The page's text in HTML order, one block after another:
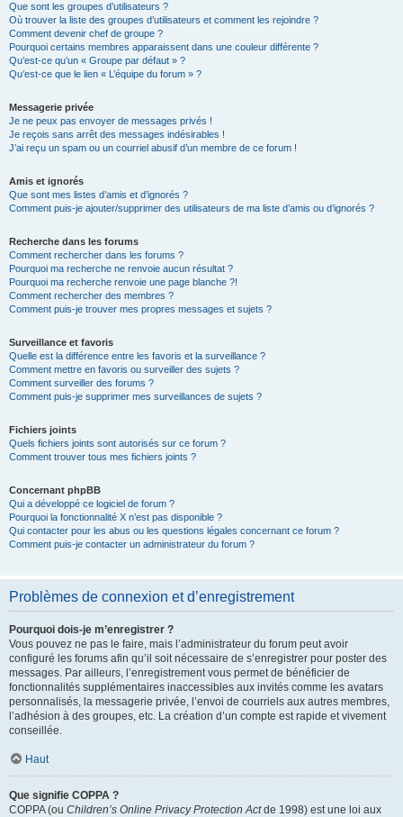
Que sont les groupes d’utilisateurs ?
Où trouver la liste des groupes d’utilisateurs et comment les rejoindre ?
Comment devenir chef de groupe ?
Pourquoi certains membres apparaissent dans une couleur différente ?
Qu’est-ce qu’un « Groupe par défaut » ?
Qu’est-ce que le lien « L’équipe du forum » ?
Messagerie privée
Je ne peux pas envoyer de messages privés !
Je reçois sans arrêt des messages indésirables !
J’ai reçu un spam ou un courriel abusif d’un membre de ce forum !
Amis et ignorés
Que sont mes listes d’amis et d’ignorés ?
Comment puis-je ajouter/supprimer des utilisateurs de ma liste d’amis ou d’ignorés ?
Recherche dans les forums
Comment rechercher dans les forums ?
Pourquoi ma recherche ne renvoie aucun résultat ?
Pourquoi ma recherche renvoie une page blanche ?!
Comment rechercher des membres ?
Comment puis-je trouver mes propres messages et sujets ?
Surveillance et favoris
Quelle est la différence entre les favoris et la surveillance ?
Comment mettre en favoris ou surveiller des sujets ?
Comment surveiller des forums ?
Comment puis-je supprimer mes surveillances de sujets ?
Fichiers joints
Quels fichiers joints sont autorisés sur ce forum ?
Comment trouver tous mes fichiers joints ?
Concernant phpBB
Qui a développé ce logiciel de forum ?
Pourquoi la fonctionnalité X n’est pas disponible ?
Qui contacter pour les abus ou les questions légales concernant ce forum ?
Comment puis-je contacter un administrateur du forum ?
Problèmes de connexion et d’enregistrement
Pourquoi dois-je m’enregistrer ?
Vous pouvez ne pas le faire, mais l’administrateur du forum peut avoir
configuré les forums afin qu’il soit nécessaire de s’enregistrer pour poster des
messages. Par ailleurs, l’enregistrement vous permet de bénéficier de
fonctionnalités supplémentaires inaccessibles aux invités comme les avatars
personnalisés, la messagerie privée, l’envoi de courriels aux autres membres,
l’adhésion à des groupes, etc. La création d’un compte est rapide et vivement
conseillée.
Haut
Que signifie COPPA ?
COPPA (ou Children’s Online Privacy Protection Actde 1998) est une loi aux